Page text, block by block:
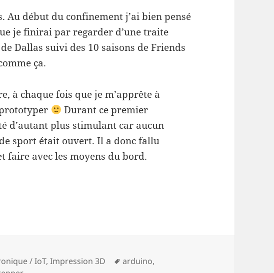
Au début du confinement j’ai bien pensé
je finirai par regarder d’une traite
Dallas suivi des 10 saisons de Friends
ça.
à chaque fois que je m’apprête à
Durant ce premier
d’autant plus stimulant car aucun
sport était ouvert. Il a donc fallu
faire avec les moyens du bord.
/ IoT,Impression 3D
Mots-
arduino,